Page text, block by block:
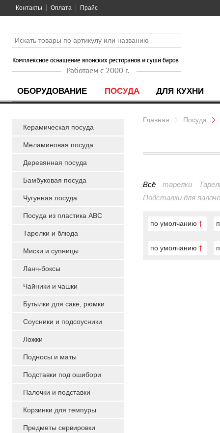
Контакты Оплата Прайс
ОБОРУДОВАНИЕ ПОСУДА ДЛЯ КУХНИ
Керамическая посуда
Меламиновая посуда
Деревянная посуда
Бамбуковая посуда
Чугунная посуда
Посуда из пластика ABC
Тарелки и блюда
Миски и супницы
Ланч-боксы
Чайники и чашки
Бутылки для саке, рюмки
Соусники и подсоусники
Ложки
Подносы и маты
Подставки под ошибори
Палочки и подставки
Корзинки для темпуры
Предметы сервировки
Главная Посуда
Всё тарелки
Подставки для
по умолчанию
по умолчанию